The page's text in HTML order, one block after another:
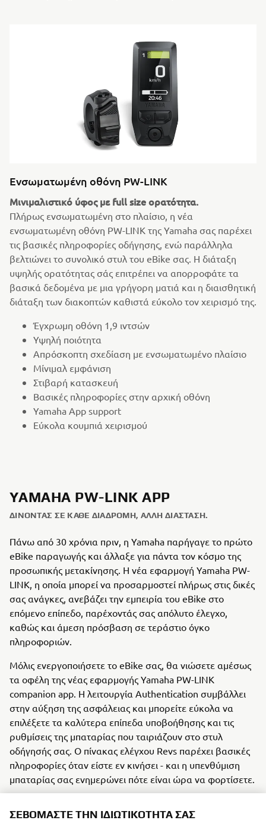
Ενσωματωμένη οθόνη PW-LINK
Μινιμαλιστικό ύφος με full size ορατότητα.
Πλήρως ενσωματωμένη στο πλαίσιο, η νέα
ενσωματωμένη οθόνη PW-LINK της Yamaha σας παρέχει
τις βασικές πληροφορίες οδήγησης, ενώ παράλληλα
βελτιώνει το συνολικό στυλ του eBike σας. Η διάταξη
υψηλής ορατότητας σάς επιτρέπει να απορροφάτε τα
βασικά δεδομένα με μια γρήγορη ματιά και η διαισθητική
διάταξη των διακοπτών καθιστά εύκολο τον χειρισμό της.
Έγχρωμη οθόνη 1,9 ιντσών
Υψηλή ποιότητα
Απρόσκοπτη σχεδίαση με ενσωματωμένο πλαίσιο
Μίνιμαλ εμφάνιση
Στιβαρή κατασκευή
Βασικές πληροφορίες στην αρχική οθόνη
Yamaha App support
Εύκολα κουμπιά χειρισμού
YAMAHA PW-LINK APP
ΔΊΝΟΝΤΑΣ ΣΕ ΚΆΘΕ ΔΙΑΔΡΟΜΉ, ΆΛΛΗ ΔΙΆΣΤΑΣΗ.
Πάνω από 30 χρόνια πριν, η Yamaha παρήγαγε το πρώτο
eBike παραγωγής και άλλαξε για πάντα τον κόσμο της
προσωπικής μετακίνησης. Η νέα εφαρμογή Yamaha PW-
LINK, η οποία μπορεί να προσαρμοστεί πλήρως στις δικές
σας ανάγκες, ανεβάζει την εμπειρία του eBike στο
επόμενο επίπεδο, παρέχοντάς σας απόλυτο έλεγχο,
καθώς και άμεση πρόσβαση σε τεράστιο όγκο
πληροφοριών.
Μόλις ενεργοποιήσετε το eBike σας, θα νιώσετε αμέσως
τα οφέλη της νέας εφαρμογής Yamaha PW-LINK
companion app. Η λειτουργία Authentication συμβάλλει
στην αύξηση της ασφάλειας και μπορείτε εύκολα να
επιλέξετε τα καλύτερα επίπεδα υποβοήθησης και τις
ρυθμίσεις της μπαταρίας που ταιριάζουν στο στυλ
οδήγησής σας. Ο πίνακας ελέγχου Revs παρέχει βασικές
πληροφορίες όταν είστε εν κινήσει - και η υπενθύμιση
μπαταρίας σας ενημερώνει πότε είναι ώρα να φορτίσετε.
σας ειδοποιεί για την ταχύτητα, τον φωτισμό και την
ΣΕΒΌΜΑΣΤΕ ΤΗΝ ΙΔΙΩΤΙΚΌΤΗΤΆ ΣΑΣ